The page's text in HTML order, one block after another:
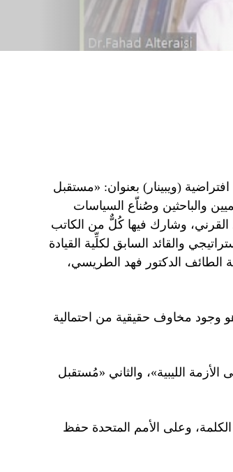
الإيرانية «رصانة» الأربعاء 11 نوفمبر 2020م، ندوةً افتراضية (ويبينار) بعنوان: «مستقبل
والباحثين وصُناّع السياسات
القرني، وشارك فيها كُلٌّ من الكاتب
والقائد السابق لكلِّية القيادة
الطائف الدكتور فهد الطريسي،
وجود مخاوف حقيقية من احتمالية
الليبية»، والثاني «مُستقبل
وعلى الأمم المتحدة حفظ